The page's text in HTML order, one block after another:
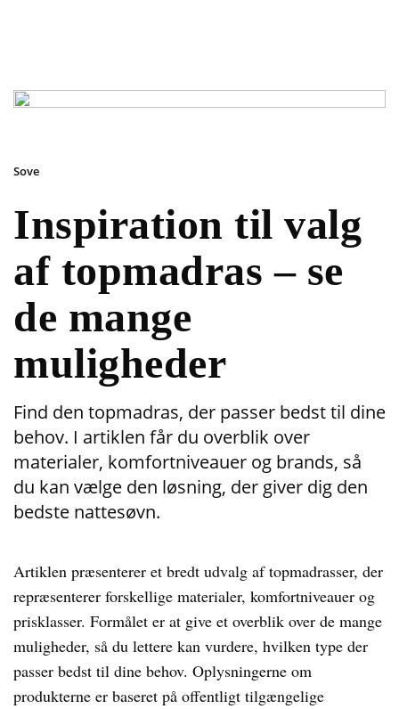
Inspiration til valg
af topmadras – se
de mange
muligheder
Sove
Find den topmadras, der passer bedst til dine
behov. I artiklen får du overblik over
materialer, komfortniveauer og brands, så
du kan vælge den løsning, der giver dig den
bedste nattesøvn.
Artiklen præsenterer et bredt udvalg af topmadrasser, der
repræsenterer forskellige materialer, komfortniveauer og
prisklasser. Formålet er at give et overblik over de mange
muligheder, så du lettere kan vurdere, hvilken type der
passer bedst til dine behov. Oplysningerne om
produkterne er baseret på offentligt tilgængelige